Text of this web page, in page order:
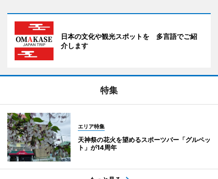
日本の文化や観光スポットを 多言語でご紹
介します
特集
エリア特集
天神祭の花火を望めるスポーツバー「グルペッ
ト」が14周年